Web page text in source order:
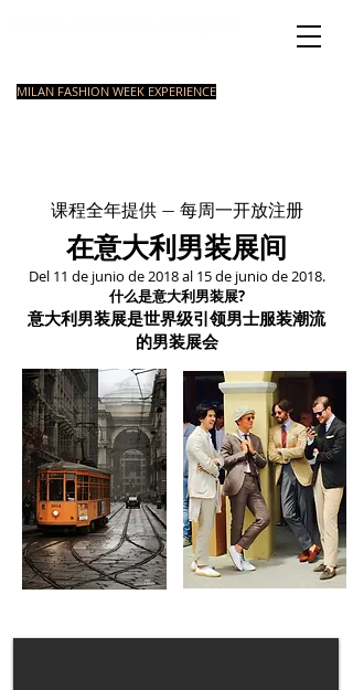
MILAN FASHION WEEK EXPERIENCE
课程全年提供 — 每周一开放注册
在意大利男装展间
Del 11 de junio de 2018 al 15 de junio de 2018.
什么是意大利男装展?
意大利男装展是世界级引领男士服装潮流
的男装展会